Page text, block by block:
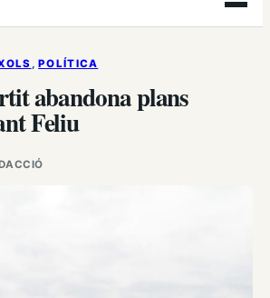
Obre
el
, POLÍTICA
abandona plans
Feliu